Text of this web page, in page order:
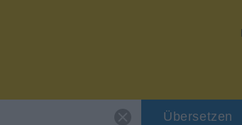
Übersetzen